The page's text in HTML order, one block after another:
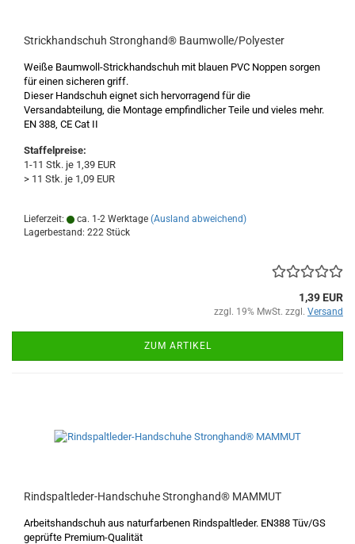
Strickhandschuh Stronghand® Baumwolle/Polyester
Weiße Baumwoll-Strickhandschuh mit blauen PVC Noppen sorgen
für einen sicheren griff.
Dieser Handschuh eignet sich hervorragend für die
Versandabteilung, die Montage empfindlicher Teile und vieles mehr.
EN 388, CE Cat II
Staffelpreise:
1-11 Stk. je 1,39 EUR
> 11 Stk. je 1,09 EUR
Lieferzeit: ca. 1-2 Werktage (Ausland abweichend)
Lagerbestand: 222 Stück
1,39 EUR
zzgl. 19% MwSt. zzgl. Versand
ZUM ARTIKEL
Rindspaltleder-Handschuhe Stronghand® MAMMUT
Arbeitshandschuh aus naturfarbenen Rindspaltleder. EN388 Tüv/GS
geprüfte Premium-Qualität